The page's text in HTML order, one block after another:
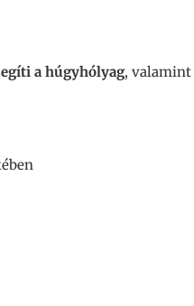
a húgyhólyag, valamint